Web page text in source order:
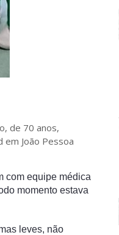
de 70 anos,
João Pessoa
com equipe médica
momento estava
leves, não